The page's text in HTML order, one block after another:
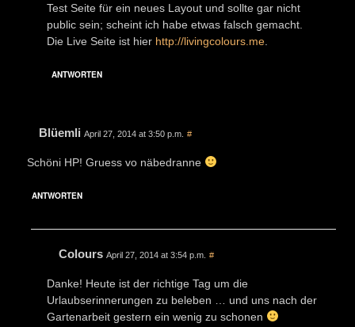
Test Seite für ein neues Layout und sollte gar nicht
public sein; scheint ich habe etwas falsch gemacht.
Die Live Seite ist hier http://livingcolours.me
ANTWORTEN
Blüemli April 27, 2014 at 3:50 p.m. #
Schöni HP! Gruess vo näbedranne
ANTWORTEN
Colours April 27, 2014 at 3:54 p.m. #
Danke! Heute ist der richtige Tag um die
Urlaubserinnerungen zu beleben … und uns nach der
Gartenarbeit gestern ein wenig zu schonen